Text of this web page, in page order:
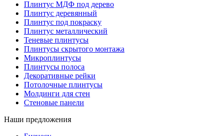
Плинтус МДФ под дерево
Плинтус деревянный
Плинтус под покраску
Плинтус металлический
Теневые плинтусы
Плинтусы скрытого монтажа
Микроплинтусы
Плинтусы полоса
Декоративные рейки
Потолочные плинтусы
Молдинги для стен
Стеновые панели
Наши предложения